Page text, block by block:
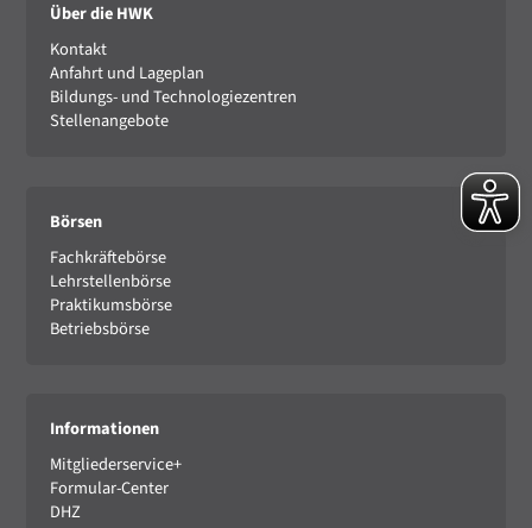
Über die HWK
Kontakt
Anfahrt und Lageplan
Bildungs- und Technologiezentren
Stellenangebote
Börsen
Fachkräftebörse
Lehrstellenbörse
Praktikumsbörse
Betriebsbörse
Informationen
Mitgliederservice+
Formular-Center
DHZ